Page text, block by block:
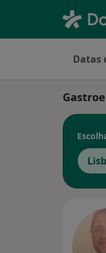
Datas